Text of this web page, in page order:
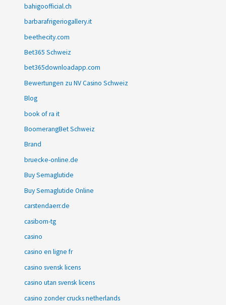
bahigoofficial.ch
barbarafrigeriogallery.it
beethecity.com
Bet365 Schweiz
bet365downloadapp.com
Bewertungen zu NV Casino Schweiz
Blog
book of ra it
BoomerangBet Schweiz
Brand
bruecke-online.de
Buy Semaglutide
Buy Semaglutide Online
carstendaerr.de
casibom-tg
casino
casino en ligne fr
casino svensk licens
casino utan svensk licens
casino zonder crucks netherlands